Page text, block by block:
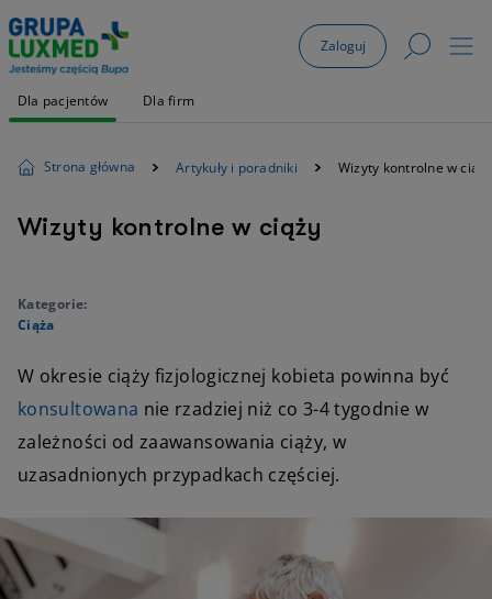
Zaloguj
Dla pacjentów Dla firm
Strona główna Artykuły i poradniki Wizyty kontrolne w ciąży
Wizyty kontrolne w ciąży
Kategorie:
Ciąża
W okresie ciąży fizjologicznej kobieta powinna być
konsultowana nie rzadziej niż co 3-4 tygodnie w
zależności od zaawansowania ciąży, w
uzasadnionych przypadkach częściej.